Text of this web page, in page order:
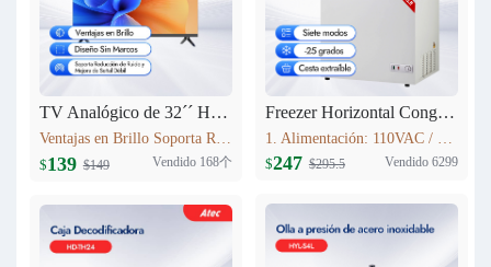
TV Analógico de 32´´ Haitech-32F1
$139 $149 Vendido 168个
Freezer Horizontal Congelador Nevera 5.6cu.ft (155L) BD-155
$247 $295.5 Vendido 6299